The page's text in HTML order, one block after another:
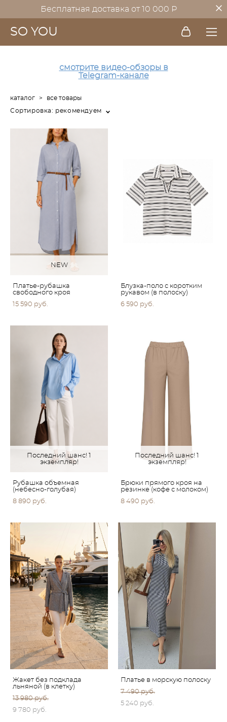
Бесплатная доставка от 10 000 Р
SO YOU
смотрите видео-обзоры в
Telegram-канале
каталог > все товары
Сортировка: рекомендуем
NEW
Платье-рубашка
свободного кроя
15 590 pуб.
Блузка-поло с коротким
рукавом (в полоску)
6 590 pуб.
Последний шанс! 1
экземпляр!
Рубашка объемная
(небесно-голубая)
8 890 pуб.
Последний шанс! 1
экземпляр!
Брюки прямого кроя на
резинке (кофе с молоком)
8 490 pуб.
Жакет без подклада
льняной (в клетку)
13 980 pуб.
9 780 pуб.
Платье в морскую полоску
7 490 pуб.
5 240 pуб.